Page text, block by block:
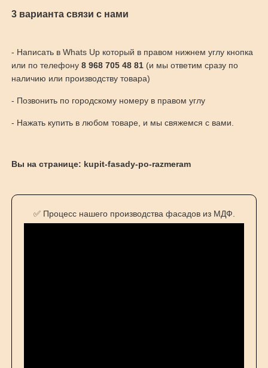
3 варианта связи с нами
- Написать в Whats Up который в правом нижнем углу кнопка
или по телефону 8 968 705 48 81(и мы ответим сразу по
наличию или производству товара)
- Позвонить по городскому номеру в правом углу
- Нажать купить в любом товаре, и мы свяжемся с вами.
Вы на странице: kupit-fasady-po-razmeram
✅ Процесс нашего производства фасадов из МДФ.